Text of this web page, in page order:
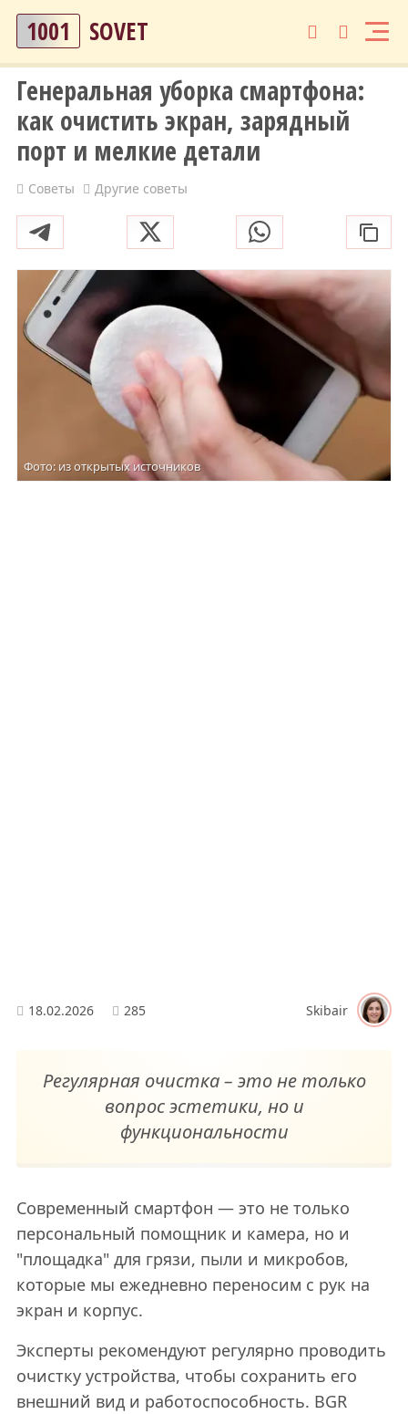
1001 SOVET
Генеральная уборка смартфона:
как очистить экран, зарядный
порт и мелкие детали
Советы Другие советы
Фото: из открытых источников
18.02.2026 285 Skibair
Регулярная очистка – это не только
вопрос эстетики, но и
функциональности
Современный смартфон — это не только
персональный помощник и камера, но и
"площадка" для грязи, пыли и микробов,
которые мы ежедневно переносим с рук на
экран и корпус.
Эксперты рекомендуют регулярно проводить
очистку устройства, чтобы сохранить его
внешний вид и работоспособность. BGR